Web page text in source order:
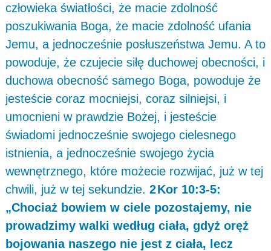
człowieka światłości, że macie zdolność
poszukiwania Boga, że macie zdolność ufania
Jemu, a jednocześnie posłuszeństwa Jemu. A to
powoduje, że czujecie siłę duchowej obecności, i
duchowa obecność samego Boga, powoduje że
jesteście coraz mocniejsi, coraz silniejsi, i
umocnieni w prawdzie Bożej, i jesteście
świadomi jednocześnie swojego cielesnego
istnienia, a jednocześnie swojego życia
wewnętrznego, które możecie rozwijać, już w tej
chwili, już w tej sekundzie. 2 Kor 10:3-5:
„Chociaż bowiem w ciele pozostajemy, nie
prowadzimy walki według ciała, gdyż oręż
bojowania naszego nie jest z ciała, lecz